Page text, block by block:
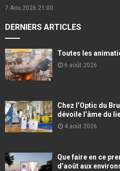
7 Aou 2026 21:00
DERNIERS ARTICLES
Toutes les
6 août 2026
Chez l’Optic du
dévoile l’âme du
4 août 2026
Que faire en ce
d’août aux